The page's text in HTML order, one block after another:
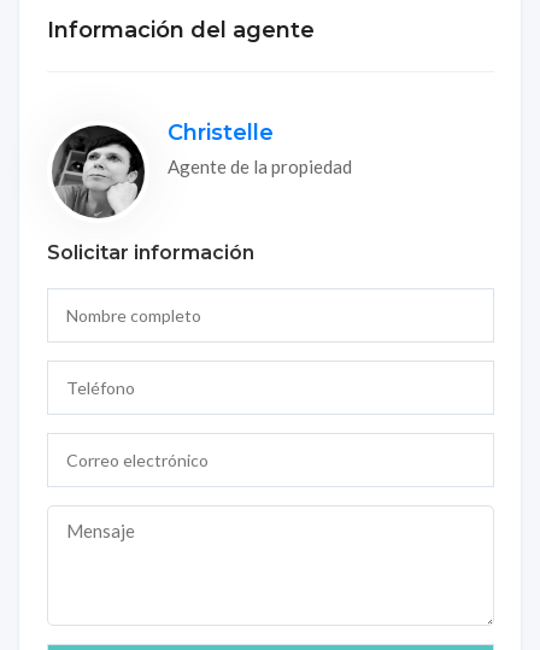
Información del agente
Christelle
Agente de la propiedad
Solicitar información